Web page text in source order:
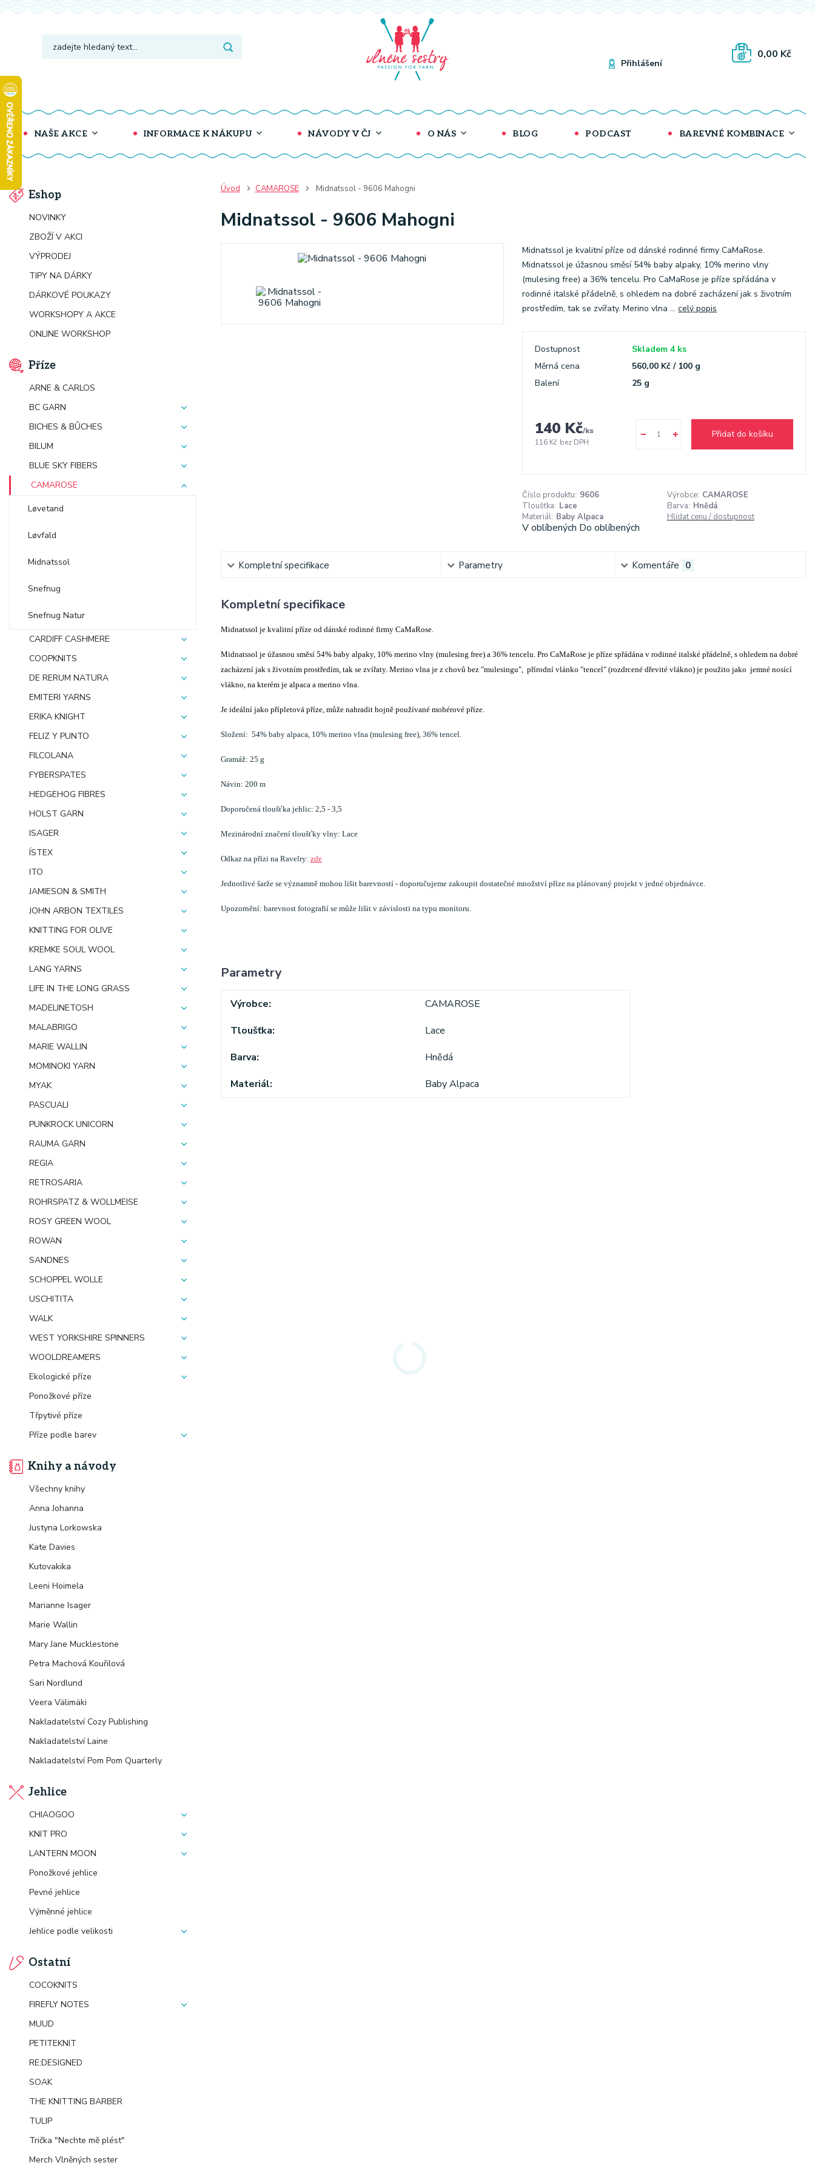
NAŠE AKCE INFORMACE K NÁKUPU NÁVODY V ČJ O NÁS BLOG PODCAST BAREVNÉ KOMBINACE
Přihlášení
0,00 Kč
Eshop
NOVINKY
ZBOŽÍ V AKCI
VÝPRODEJ
TIPY NA DÁRKY
DÁRKOVÉ POUKAZY
WORKSHOPY A AKCE
ONLINE WORKSHOP
Příze
ARNE & CARLOS
BC GARN
BICHES & BÛCHES
BILUM
BLUE SKY FIBERS
CAMAROSE
Løvetand
Løvfald
Midnatssol
Snefnug
Snefnug Natur
CARDIFF CASHMERE
COOPKNITS
DE RERUM NATURA
EMITERI YARNS
ERIKA KNIGHT
FELIZ Y PUNTO
FILCOLANA
FYBERSPATES
HEDGEHOG FIBRES
HOLST GARN
ISAGER
ÍSTEX
ITO
JAMIESON & SMITH
JOHN ARBON TEXTILES
KNITTING FOR OLIVE
KREMKE SOUL WOOL
LANG YARNS
LIFE IN THE LONG GRASS
MADELINETOSH
MALABRIGO
MARIE WALLIN
MOMINOKI YARN
MYAK
PASCUALI
PUNKROCK UNICORN
RAUMA GARN
REGIA
RETROSARIA
ROHRSPATZ & WOLLMEISE
ROSY GREEN WOOL
ROWAN
SANDNES
SCHOPPEL WOLLE
USCHITITA
WALK
WEST YORKSHIRE SPINNERS
WOOLDREAMERS
Ekologické příze
Ponožkové příze
Třpytivé příze
Příze podle barev
Knihy a návody
Všechny knihy
Anna Johanna
Justyna Lorkowska
Kate Davies
Kutovakika
Leeni Hoimela
Marianne Isager
Marie Wallin
Mary Jane Mucklestone
Petra Machová Kouřilová
Sari Nordlund
Veera Välimäki
Nakladatelství Cozy Publishing
Nakladatelství Laine
Nakladatelství Pom Pom Quarterly
Jehlice
CHIAOGOO
KNIT PRO
LANTERN MOON
Ponožkové jehlice
Pevné jehlice
Výměnné jehlice
Jehlice podle velikosti
Ostatní
COCOKNITS
FIREFLY NOTES
MUUD
PETITEKNIT
RE:DESIGNED
SOAK
THE KNITTING BARBER
TULIP
Trička "Nechte mě plést"
Merch Vlněných sester
Úvod CAMAROSE Midnatssol - 9606 Mahogni
Midnatssol - 9606 Mahogni
Midnatssol je kvalitní příze od dánské rodinné firmy CaMaRose.
Midnatssol je úžasnou směsí 54% baby alpaky, 10% merino vlny
(mulesing free) a 36% tencelu. Pro CaMaRose je příze spřádána v
rodinné italské přádelně, s ohledem na dobré zacházení jak s životním
prostředím, tak se zvířaty. Merino vlna ...celý popis
Dostupnost
Skladem 4 ks
Měrná cena
560,00 Kč / 100 g
Balení
25 g
140 Kč/ks
116 Kč bez DPH
Přidat do košíku
Číslo produktu: 9606 Výrobce: CAMAROSE
Tloušťka: Lace Barva: Hnědá
Materiál: Baby Alpaca Hlídat cenu / dostupnost
V oblíbených Do oblíbených
Kompletní specifikace Parametry Komentáře 0
Kompletní specifikace
Midnatssol je kvalitní příze od dánské rodinné firmy CaMaRose.
Midnatssol je úžasnou směsí 54% baby alpaky, 10% merino vlny (mulesing free) a 36% tencelu. Pro CaMaRose je příze spřádána v rodinné italské přádelně, s ohledem na dobré
zacházení jak s životním prostředím, tak se zvířaty. Merino vlna je z chovů bez "mulesingu", přírodní vlánko "tencel" (rozdrcené dřevité vlákno) je použito jako jemné nosící
vlákno, na kterém je alpaca a merino vlna.
Je ideální jako přípletová příze, může nahradit hojně používané mohérové příze.
Složení: 54% baby alpaca, 10% merino vlna (mulesing free), 36% tencel.
Gramáž: 25 g
Návin: 200 m
Doporučená tloušťka jehlic: 2,5 - 3,5
Mezinárodní značení tloušťky vlny: Lace
Odkaz na přízi na Ravelry: zde
Jednotlivé šarže se významně mohou lišit barevností - doporučujeme zakoupit dostatečné množství příze na plánovaný projekt v jedné objednávce.
Upozornění: barevnost fotografií se může lišit v závislosti na typu monitoru.
Parametry
Výrobce
CAMAROSE
Tloušťka
Lace
Barva
Hnědá
Materiál
Baby Alpaca